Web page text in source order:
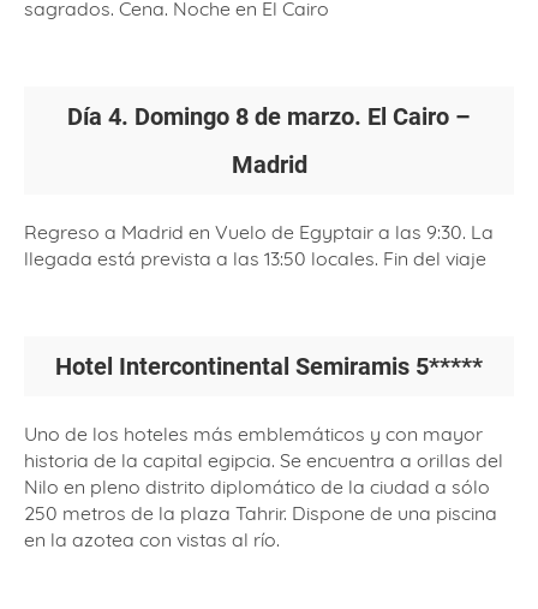
sagrados. Cena. Noche en El Cairo
Día 4. Domingo 8 de marzo. El Cairo –
Madrid
Regreso a Madrid en Vuelo de Egyptair a las 9:30. La
llegada está prevista a las 13:50 locales. Fin del viaje
Hotel Intercontinental Semiramis 5*****
Uno de los hoteles más emblemáticos y con mayor
historia de la capital egipcia. Se encuentra a orillas del
Nilo en pleno distrito diplomático de la ciudad a sólo
250 metros de la plaza Tahrir. Dispone de una piscina
en la azotea con vistas al río.